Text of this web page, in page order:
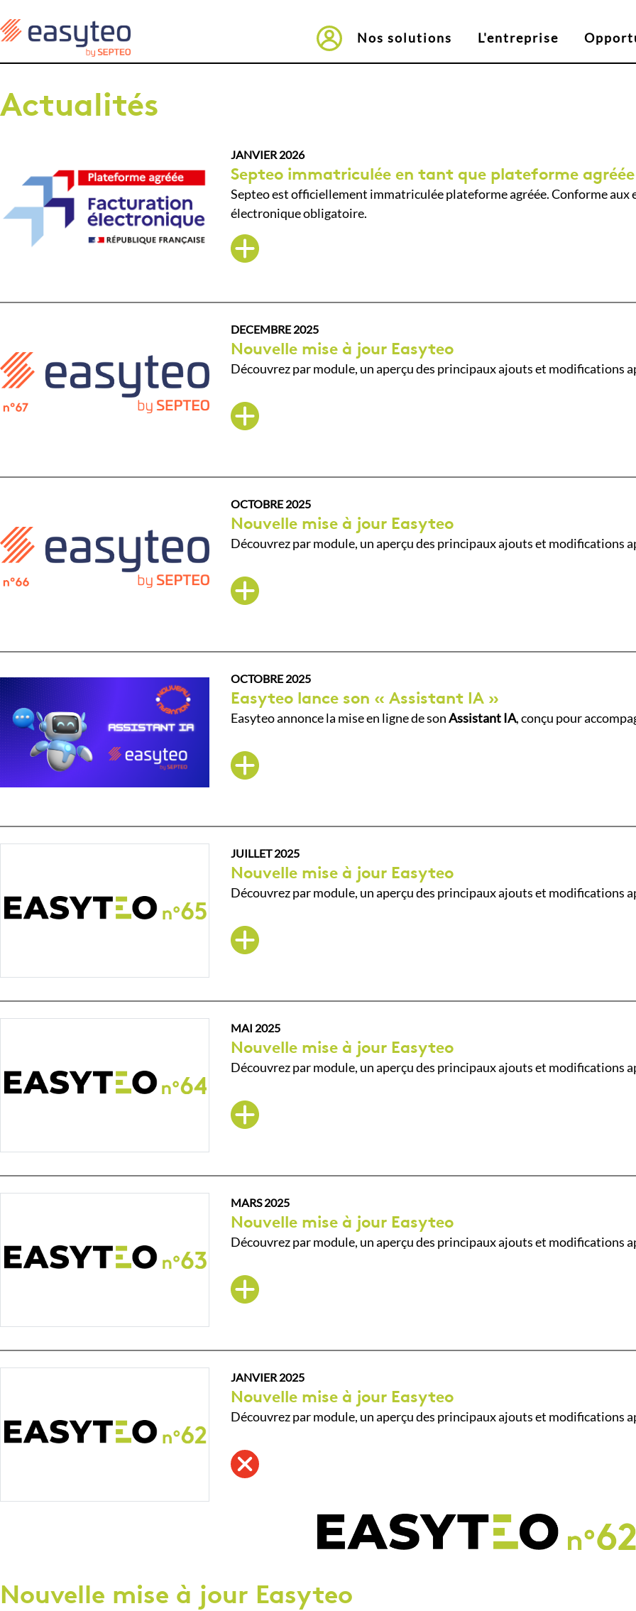
Connexion vers EasyTeo
Nos solutions L'entreprise
Actualités
JANVIER 2026
Septeo immatriculée en tant que plateforme agréée
Septeo est officiellement immatriculée plateforme agréée. Conforme aux
électronique obligatoire.
DECEMBRE 2025
Nouvelle mise à jour Easyteo
Découvrez par module, un aperçu des principaux ajouts et modifications
OCTOBRE 2025
Nouvelle mise à jour Easyteo
Découvrez par module, un aperçu des principaux ajouts et modifications
OCTOBRE 2025
Easyteo lance son « Assistant IA »
Easyteo annonce la mise en ligne de sonAssistant IA, conçu pour
JUILLET 2025
Nouvelle mise à jour Easyteo
Découvrez par module, un aperçu des principaux ajouts et modifications
MAI 2025
Nouvelle mise à jour Easyteo
Découvrez par module, un aperçu des principaux ajouts et modifications
MARS 2025
Nouvelle mise à jour Easyteo
Découvrez par module, un aperçu des principaux ajouts et modifications
JANVIER 2025
Nouvelle mise à jour Easyteo
Découvrez par module, un aperçu des principaux ajouts et modifications
Nouvelle mise à jour Easyteo